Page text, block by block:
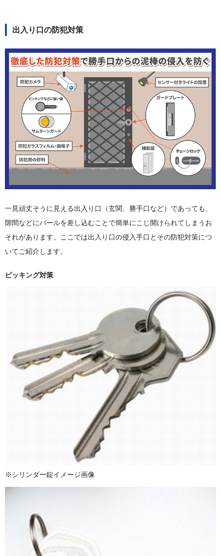
出入り口の防犯対策
一見頑丈そうに見える出入り口（玄関、勝手口など）であっても、
隙間などにバールを差し込むことで簡単にこじ開けられてしまうお
それがあります。ここでは出入り口の侵入手口とその防犯対策につ
いてご紹介します。
ピッキング対策
※シリンダー錠イメージ画像